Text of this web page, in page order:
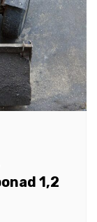
1,2